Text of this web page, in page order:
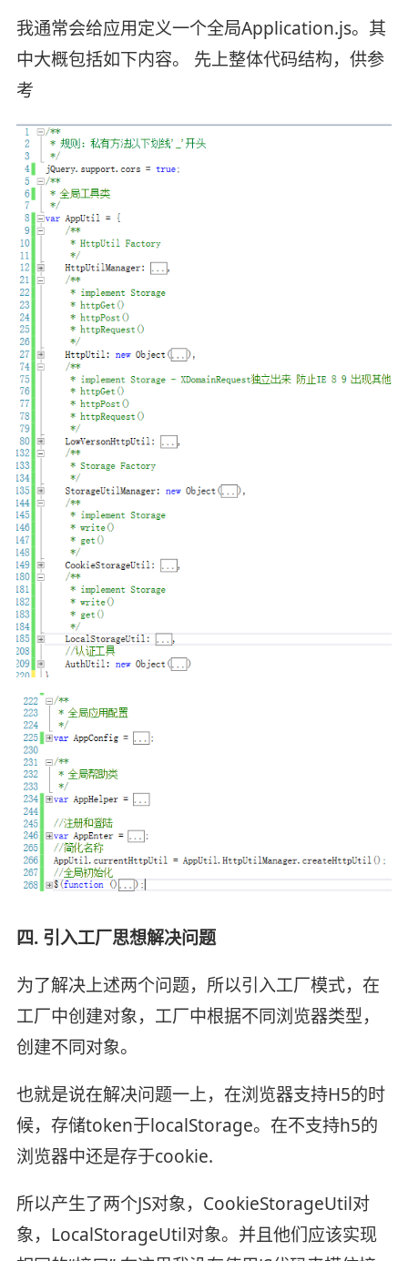
我通常会给应用定义一个全局Application.js。其
中大概包括如下内容。 先上整体代码结构，供参
考
四. 引入工厂思想解决问题
为了解决上述两个问题，所以引入工厂模式，在
工厂中创建对象，工厂中根据不同浏览器类型，
创建不同对象。
也就是说在解决问题一上，在浏览器支持H5的时
候，存储token于localStorage。在不支持h5的
浏览器中还是存于cookie.
所以产生了两个JS对象，CookieStorageUtil对
象，LocalStorageUtil对象。并且他们应该实现